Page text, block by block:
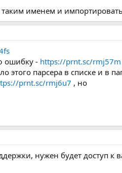
таким именем и
ошибку - https://prnt.sc/rmj57m
этого парсера в списке и в
prnt.sc/rmj6u7 , но
нужен будет доступ к